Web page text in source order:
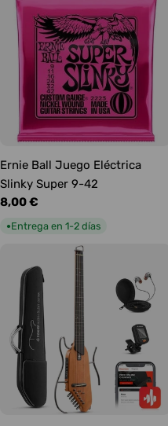
Ernie Ball Juego Eléctrica
Slinky Super 9-42
Precio
habitual
8,00 €
●Entrega en 1-2 días